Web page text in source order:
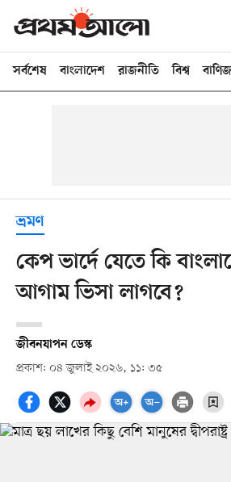
সর্বশেষ বাংলাদেশ রাজনীতি বিশ্ব
ভ্রমণ
কেপ ভার্দে যেতে কি
আগাম ভিসা লাগবে?
জীবনযাপন ডেস্ক
প্রকাশ: ০৪ জুলাই ২০২৬, ১১: ৩৫